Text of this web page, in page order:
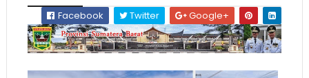
Facebook
Twitter Google+